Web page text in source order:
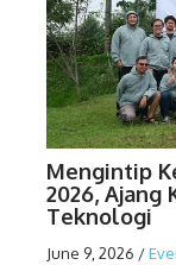
Mengintip
2026, Ajang
Teknologi
June 9, 2026 /